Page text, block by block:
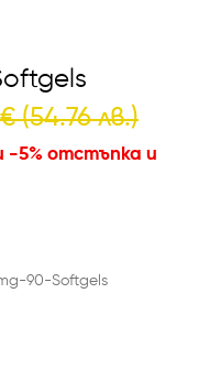
(54.76 лв.)
-5% отстъпка и
90-Softgels